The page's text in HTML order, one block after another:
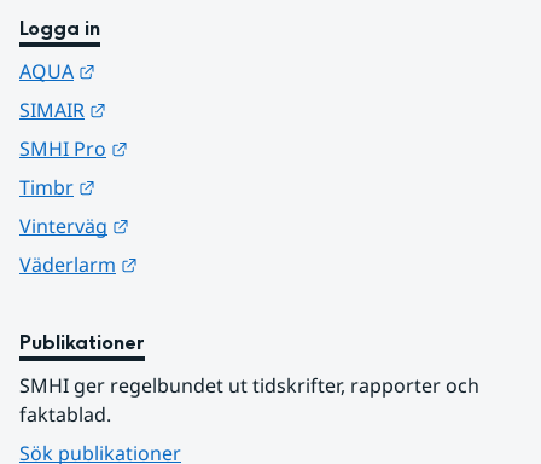
Logga in
AQUA
SIMAIR
SMHI Pro
Timbr
Vinterväg
Väderlarm
Publikationer
SMHI ger regelbundet ut tidskrifter, rapporter och
faktablad.
Sök publikationer